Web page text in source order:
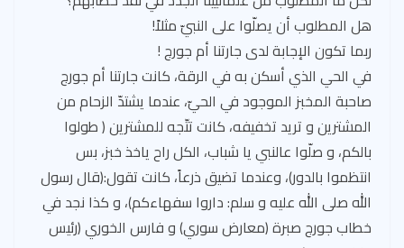
هل المطلوب أن يصلّوا على النبيّ مثلاً!
ربما تكون الإجابة لدى جارتنا أم جورج !
في الحي الذي أسكن به في الرقة، كانت جارتنا أم جورج
صاحبة المخبز الموجود في الحيّ، عندما يشتدّ الزحام من
المشترين و تريد تخفيفه، كانت تتّجه للمشترين ( طولوا
بالكم، و صلّوا عالنبي يا شباب، الكل راح ياخذ خبز، بس
انتظموا بالدور)، وعندما تضيق ذرعاً، كانت تقول:(قال رسول
الله صلى الله عليه و سلم: داروا سفهاءكم)، و كذا نجد في
خطاب جورج صبرة (معارض سوري) و فارس الخوري (رئيس